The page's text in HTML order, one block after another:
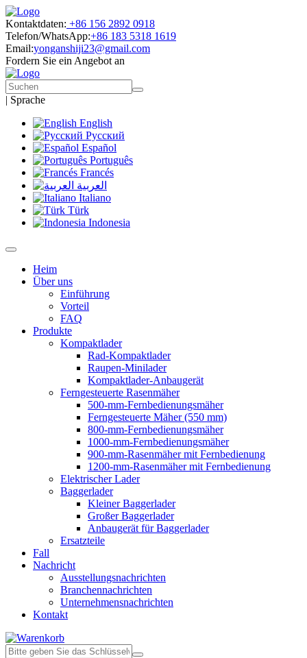
Kontaktdaten: +86 156 2892 0918
Telefon/WhatsApp:+86 183 5318 1619
Email:yonganshiji23@gmail.com
Fordern Sie ein Angebot an
| Sprache
English
Русский
Español
Português
Francés
العربية
Italiano
Türk
Indonesia
Heim
Über uns
Einführung
Vorteil
FAQ
Produkte
Kompaktlader
Rad-Kompaktlader
Raupen-Minilader
Kompaktlader-Anbaugerät
Ferngesteuerte Rasenmäher
500-mm-Fernbedienungsmäher
Ferngesteuerte Mäher (550 mm)
800-mm-Fernbedienungsmäher
1000-mm-Fernbedienungsmäher
900-mm-Rasenmäher mit Fernbedienung
1200-mm-Rasenmäher mit Fernbedienung
Elektrischer Lader
Baggerlader
Kleiner Baggerlader
Großer Baggerlader
Anbaugerät für Baggerlader
Ersatzteile
Fall
Nachricht
Ausstellungsnachrichten
Branchennachrichten
Unternehmensnachrichten
Kontakt